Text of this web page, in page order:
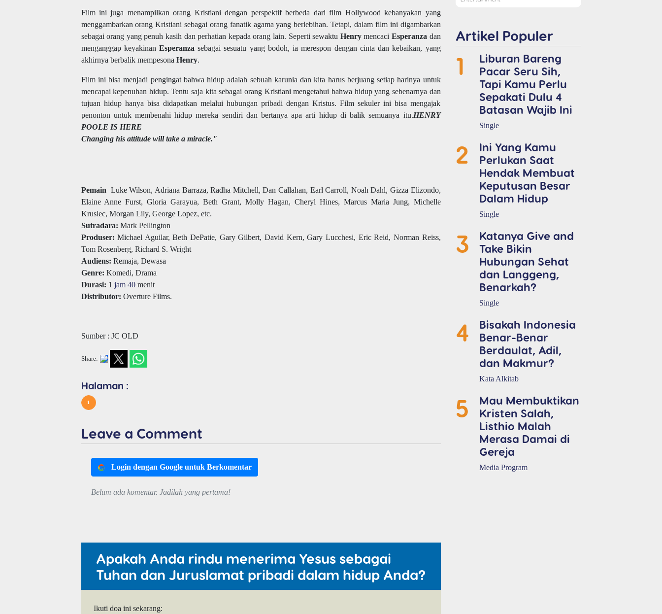
Film ini juga menampilkan orang Kristiani dengan perspektif berbeda dari film Hollywood kebanyakan yang
menggambarkan orang Kristiani sebagai orang fanatik agama yang berlebihan. Tetapi, dalam film ini digambarkan
sebagai orang yang penuh kasih dan perhatian kepada orang lain. Seperti sewaktu Henrymencaci Esperanza dan
menganggap keyakinan Esperanza sebagai sesuatu yang bodoh, ia merespon dengan cinta dan kebaikan, yang
akhirnya berbalik mempesona Henry.
Film ini bisa menjadi pengingat bahwa hidup adalah sebuah karunia dan kita harus berjuang setiap harinya untuk
mencapai kepenuhan hidup. Tentu saja kita sebagai orang Kristiani mengetahui bahwa hidup yang sebenarnya dan
tujuan hidup hanya bisa didapatkan melalui hubungan pribadi dengan Kristus. Film sekuler ini bisa mengajak
penonton untuk membenahi hidup mereka sendiri dan bertanya apa arti hidup di balik semuanya itu.HENRY
POOLE IS HERE
Changing his attitude will take a miracle."
Pemain Luke Wilson, Adriana Barraza, Radha Mitchell, Dan Callahan, Earl Carroll, Noah Dahl, Gizza Elizondo,
Elaine Anne Furst, Gloria Garayua, Beth Grant, Molly Hagan, Cheryl Hines, Marcus Maria Jung, Michelle
Krusiec, Morgan Lily, George Lopez, etc.
Sutradara: Mark Pellington
Produser: Michael Aguilar, Beth DePatie, Gary Gilbert, David Kern, Gary Lucchesi, Eric Reid, Norman Reiss,
Tom Rosenberg, Richard S. Wright
Audiens: Remaja, Dewasa
Genre: Komedi, Drama
Durasi: 1 jam 40menit
Distributor: Overture Films.
Sumber : JC OLD
Share:
Halaman :
1
Leave a Comment
Login dengan Google untuk Berkomentar
Belum ada komentar. Jadilah yang pertama!
Apakah Anda rindu menerima Yesus sebagai
Tuhan dan Juruslamat pribadi dalam hidup Anda?
Ikuti doa ini sekarang:
Artikel Populer
1
Liburan Bareng
Pacar Seru Sih,
Tapi Kamu Perlu
Sepakati Dulu 4
Batasan Wajib Ini
Single
2
Ini Yang Kamu
Perlukan Saat
Hendak Membuat
Keputusan Besar
Dalam Hidup
Single
3
Katanya Give and
Take Bikin
Hubungan Sehat
dan Langgeng,
Benarkah?
Single
4
Bisakah Indonesia
Benar-Benar
Berdaulat, Adil,
dan Makmur?
Kata Alkitab
5
Mau Membuktikan
Kristen Salah,
Listhio Malah
Merasa Damai di
Gereja
Media Program